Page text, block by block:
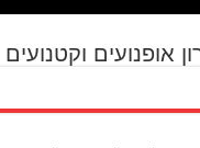
אופנועים וקטנועים